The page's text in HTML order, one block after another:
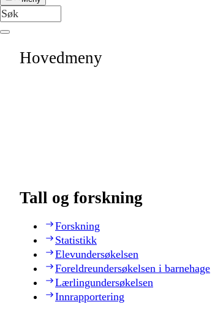
Hovedmeny
Tall og forskning
Forskning
Statistikk
Elevundersøkelsen
Foreldreundersøkelsen i barnehage
Lærlingundersøkelsen
Innrapportering